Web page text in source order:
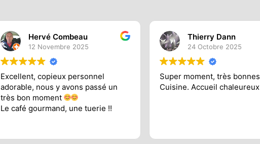
Hervé Combeau
12 Novembre 2025
Excellent, copieux personnel
adorable, nous y avons passé un
très bon moment
Le café gourmand, une tuerie !!
Thierry Dann
24 Octobre 2025
Super moment, très bonnes
Cuisine. Accueil chaleureux